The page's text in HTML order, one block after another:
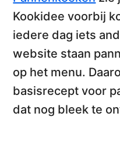
Kookidee voorbij
iedere dag iets
website staan
op het menu.
basisrecept voor
dat nog bleek te